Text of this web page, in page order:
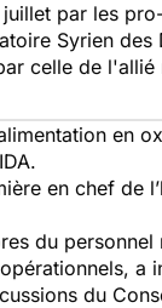
par les
Syrien
celle de l'allié
en
en chef de
du
a
du